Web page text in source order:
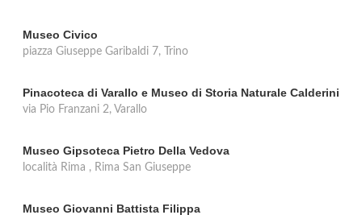
Museo Civico
piazza Giuseppe Garibaldi 7, Trino
Pinacoteca di Varallo e Museo di Storia Naturale Calderini
via Pio Franzani 2, Varallo
Museo Gipsoteca Pietro Della Vedova
località Rima , Rima San Giuseppe
Museo Giovanni Battista Filippa